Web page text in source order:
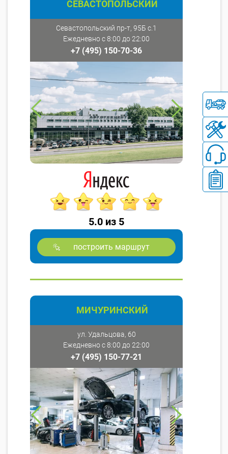
СЕВАСТОПОЛЬСКИЙ
Севастопольский пр-т, 95Б с.1
Ежедневно с 8:00 до 22:00
+7 (495) 150-70-36
5.0 из 5
построить маршрут
МИЧУРИНСКИЙ
ул. Удальцова, 60
Ежедневно с 8:00 до 22:00
+7 (495) 150-77-21